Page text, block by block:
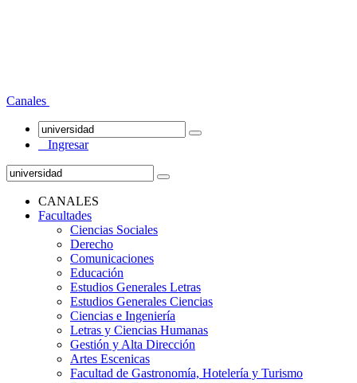
Canales
Ingresar
CANALES
Facultades
Ciencias Sociales
Derecho
Comunicaciones
Educación
Estudios Generales Letras
Estudios Generales Ciencias
Ciencias e Ingeniería
Letras y Ciencias Humanas
Gestión y Alta Dirección
Artes Escenicas
Facultad de Gastronomía, Hotelería y Turismo